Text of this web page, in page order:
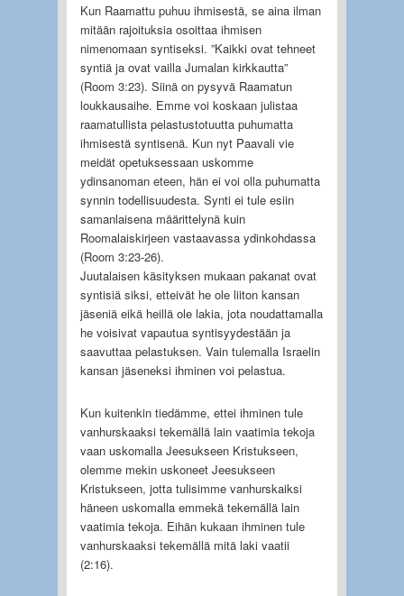
Kun Raamattu puhuu ihmisestä, se aina ilman
mitään rajoituksia osoittaa ihmisen
nimenomaan syntiseksi. ”Kaikki ovat tehneet
syntiä ja ovat vailla Jumalan kirkkautta”
(Room 3:23). Siinä on pysyvä Raamatun
loukkausaihe. Emme voi koskaan julistaa
raamatullista pelastustotuutta puhumatta
ihmisestä syntisenä. Kun nyt Paavali vie
meidät opetuksessaan uskomme
ydinsanoman eteen, hän ei voi olla puhumatta
synnin todellisuudesta. Synti ei tule esiin
samanlaisena määrittelynä kuin
Roomalaiskirjeen vastaavassa ydinkohdassa
(Room 3:23-26).
Juutalaisen käsityksen mukaan pakanat ovat
syntisiä siksi, etteivät he ole liiton kansan
jäseniä eikä heillä ole lakia, jota noudattamalla
he voisivat vapautua syntisyydestään ja
saavuttaa pelastuksen. Vain tulemalla Israelin
kansan jäseneksi ihminen voi pelastua.
Kun kuitenkin tiedämme, ettei ihminen tule
vanhurskaaksi tekemällä lain vaatimia tekoja
vaan uskomalla Jeesukseen Kristukseen,
olemme mekin uskoneet Jeesukseen
Kristukseen, jotta tulisimme vanhurskaiksi
häneen uskomalla emmekä tekemällä lain
vaatimia tekoja. Eihän kukaan ihminen tule
vanhurskaaksi tekemällä mitä laki vaatii
(2:16).